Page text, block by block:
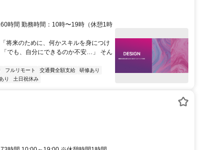
時間 勤務時間：10時〜19時（休憩1時
将来のために、何かスキルを身につけ
でも、自分にできるのか不安…」 そん
フルリモート 交通費全額支給
研修あり
り 土日祝休み